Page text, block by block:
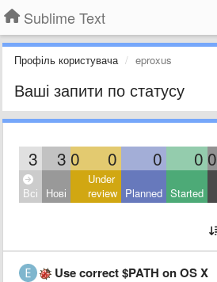
Sublime Text
Профіль користувача eproxus
Ваші запити по статусу
3 3 0 0 0 0 0
Всі Нові
Under
review Planned Started
Use correct $PATH on OS X